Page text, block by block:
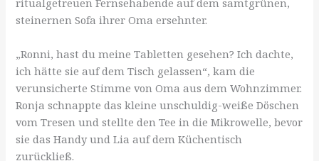
ritualgetreuen Fernsehabende auf dem samtgrünen,
steinernen Sofa ihrer Oma ersehnter.
„Ronni, hast du meine Tabletten gesehen? Ich dachte,
ich hätte sie auf dem Tisch gelassen“, kam die
verunsicherte Stimme von Oma aus dem Wohnzimmer.
Ronja schnappte das kleine unschuldig-weiße Döschen
vom Tresen und stellte den Tee in die Mikrowelle, bevor
sie das Handy und Lia auf dem Küchentisch
zurückließ.